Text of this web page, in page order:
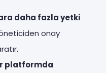
daha fazla yetki
onay
platformda